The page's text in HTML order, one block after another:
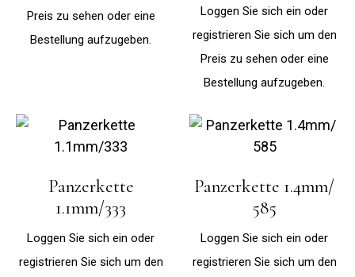
Preis zu sehen oder eine
Bestellung aufzugeben.
Loggen Sie sich ein oder
registrieren Sie sich um den
Preis zu sehen oder eine
Bestellung aufzugeben.
Panzerkette
1.1mm/333
Loggen Sie sich ein oder
registrieren Sie sich um den
Panzerkette 1.4mm/
585
Loggen Sie sich ein oder
registrieren Sie sich um den